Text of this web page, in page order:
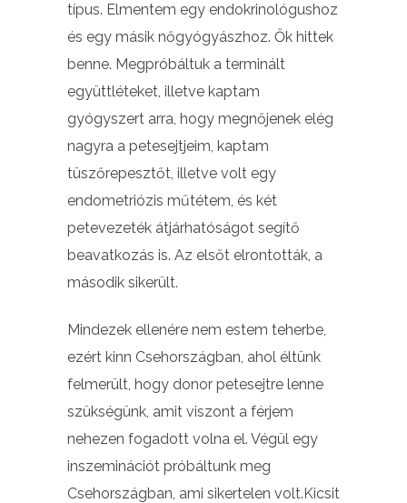
típus. Elmentem egy endokrinológushoz
és egy másik nőgyógyászhoz. Ők hittek
benne. Megpróbáltuk a terminált
együttléteket, illetve kaptam
gyógyszert arra, hogy megnőjenek elég
nagyra a petesejtjeim, kaptam
tüszőrepesztőt, illetve volt egy
endometriózis műtétem, és két
petevezeték átjárhatóságot segítő
beavatkozás is. Az elsőt elrontották, a
második sikerült.
Mindezek ellenére nem estem teherbe,
ezért kinn Csehországban, ahol éltünk
felmerült, hogy donor petesejtre lenne
szükségünk, amit viszont a férjem
nehezen fogadott volna el. Végül egy
inszeminációt próbáltunk meg
Csehországban, ami sikertelen volt.Kicsit